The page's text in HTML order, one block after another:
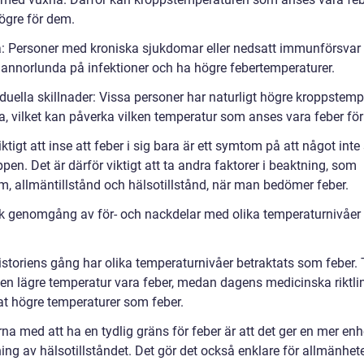
för dem.
Personer med kroniska sjukdomar eller nedsatt immunförsvar
på infektioner och ha högre febertemperaturer.
skillnader: Vissa personer har naturligt högre
vilket kan påverka vilken temperatur som anses vara feber
att inse att feber i sig bara är ett symtom på att något inte
Det är därför viktigt att ta andra faktorer i beaktning, som
allmäntillstånd och hälsotillstånd, när man bedömer feber.
genomgång av för- och nackdelar med olika
gång har olika temperaturnivåer betraktats som feber.
lägre temperatur vara feber, medan dagens medicinska
högre temperaturer som feber.
med att ha en tydlig gräns för feber är att det ger en mer
av hälsotillståndet. Det gör det också enklare för